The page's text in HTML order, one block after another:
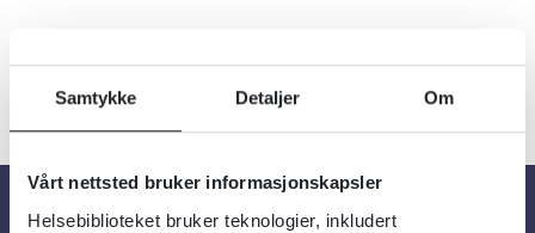
Samtykke Detaljer Om
Vårt nettsted bruker informasjonskapsler
Helsebiblioteket bruker teknologier, inkludert